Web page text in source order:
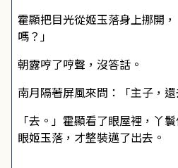
霍顯把目光從姬玉落身上挪開
嗎？」
朝露哼了哼聲，沒答話。
南月隔著屏風來問：「主子，還
「去。」霍顯看了眼屋裡，丫
眼姬玉落，才整裝邁了出去。